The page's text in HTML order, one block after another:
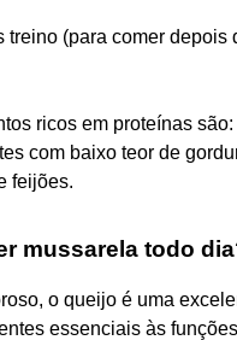
treino (para comer depois
ricos em proteínas
com baixo teor de
feijões.
mussarela todo
o queijo é uma
essenciais às